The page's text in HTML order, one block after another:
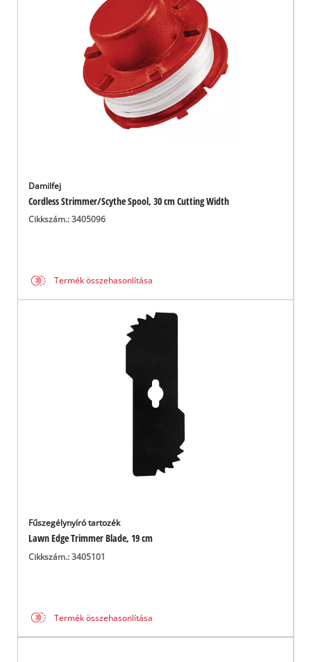
Damilfej
Cordless Strimmer/Scythe Spool, 30 cm Cutting Width
Cikkszám.: 3405096
Termék összehasonlítása
Fűszegélynyíró tartozék
Lawn Edge Trimmer Blade, 19 cm
Cikkszám.: 3405101
Termék összehasonlítása